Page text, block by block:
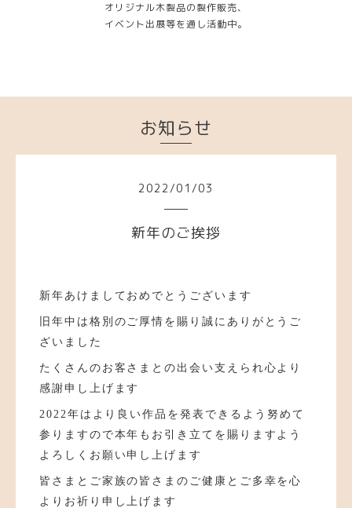
オリジナル木製品の製作販売、
イベント出展等を通し活動中。
お知らせ
2022/01 /03
新年のご挨拶
新年あけましておめでとうございます
旧年中は格別のご厚情を賜り誠にありがとうご
ざいました
たくさんのお客さまとの出会い支えられ心より
感謝申し上げます
2022年はより良い作品を発表できるよう努めて
参りますので本年もお引き立てを賜りますよう
よろしくお願い申し上げます
皆さまとご家族の皆さまのご健康とご多幸を心
よりお祈り申し上げます